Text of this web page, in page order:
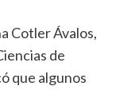
Cotler Ávalos,
de
que algunos